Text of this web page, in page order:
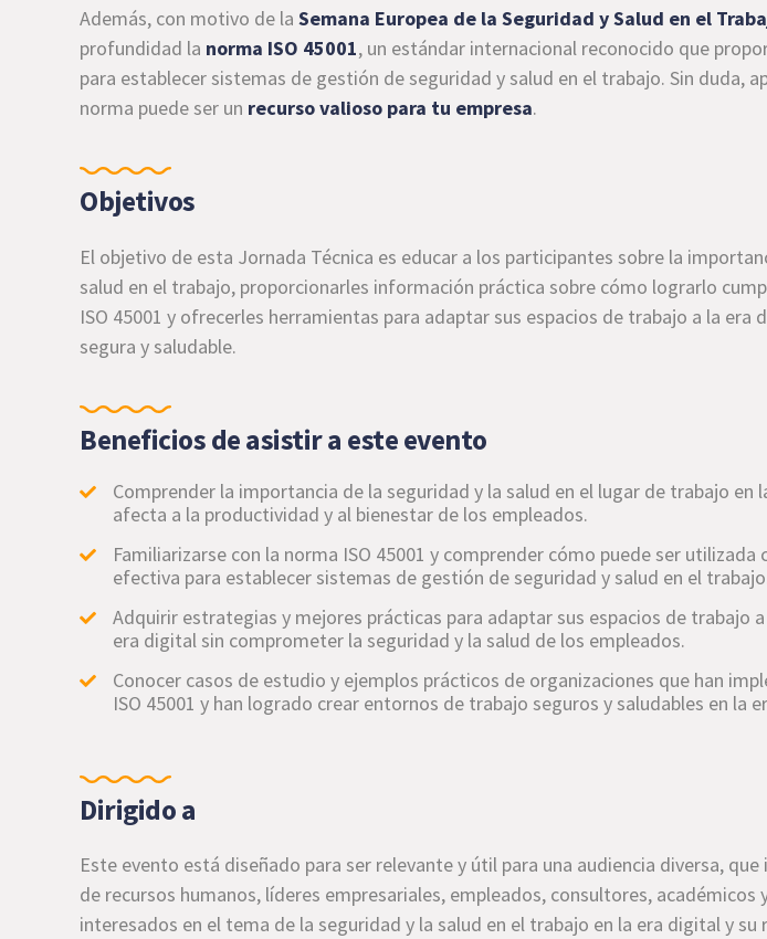
Además, con motivo de la Semana Europea de la Seguridad y Salud en el
profundidad la norma ISO 45001, un estándar internacional reconocido que
para establecer sistemas de gestión de seguridad y salud en el trabajo. Sin duda,
norma puede ser un recurso valioso para tu empresa.
Objetivos
El objetivo de esta Jornada Técnica es educar a los participantes sobre la
salud en el trabajo, proporcionarles información práctica sobre cómo lograrlo
ISO 45001 y ofrecerles herramientas para adaptar sus espacios de trabajo a la era
segura y saludable.
Beneficios de asistir a este evento
Comprender la importancia de la seguridad y la salud en el lugar de trabajo en
afecta a la productividad y al bienestar de los empleados.
Familiarizarse con la norma ISO 45001 y comprender cómo puede ser
efectiva para establecer sistemas de gestión de seguridad y salud en el
Adquirir estrategias y mejores prácticas para adaptar sus espacios de trabajo
era digital sin comprometer la seguridad y la salud de los empleados.
Conocer casos de estudio y ejemplos prácticos de organizaciones que han
ISO 45001 y han logrado crear entornos de trabajo seguros y saludables en la
Dirigido a
Este evento está diseñado para ser relevante y útil para una audiencia diversa,
de recursos humanos, líderes empresariales, empleados, consultores, académicos
interesados en el tema de la seguridad y la salud en el trabajo en la era digital y su